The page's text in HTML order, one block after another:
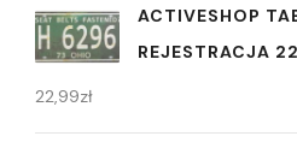
ACTIVESHOP
REJESTRACJA
22,99zł